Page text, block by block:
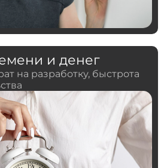
и денег
на разработку, быстрота